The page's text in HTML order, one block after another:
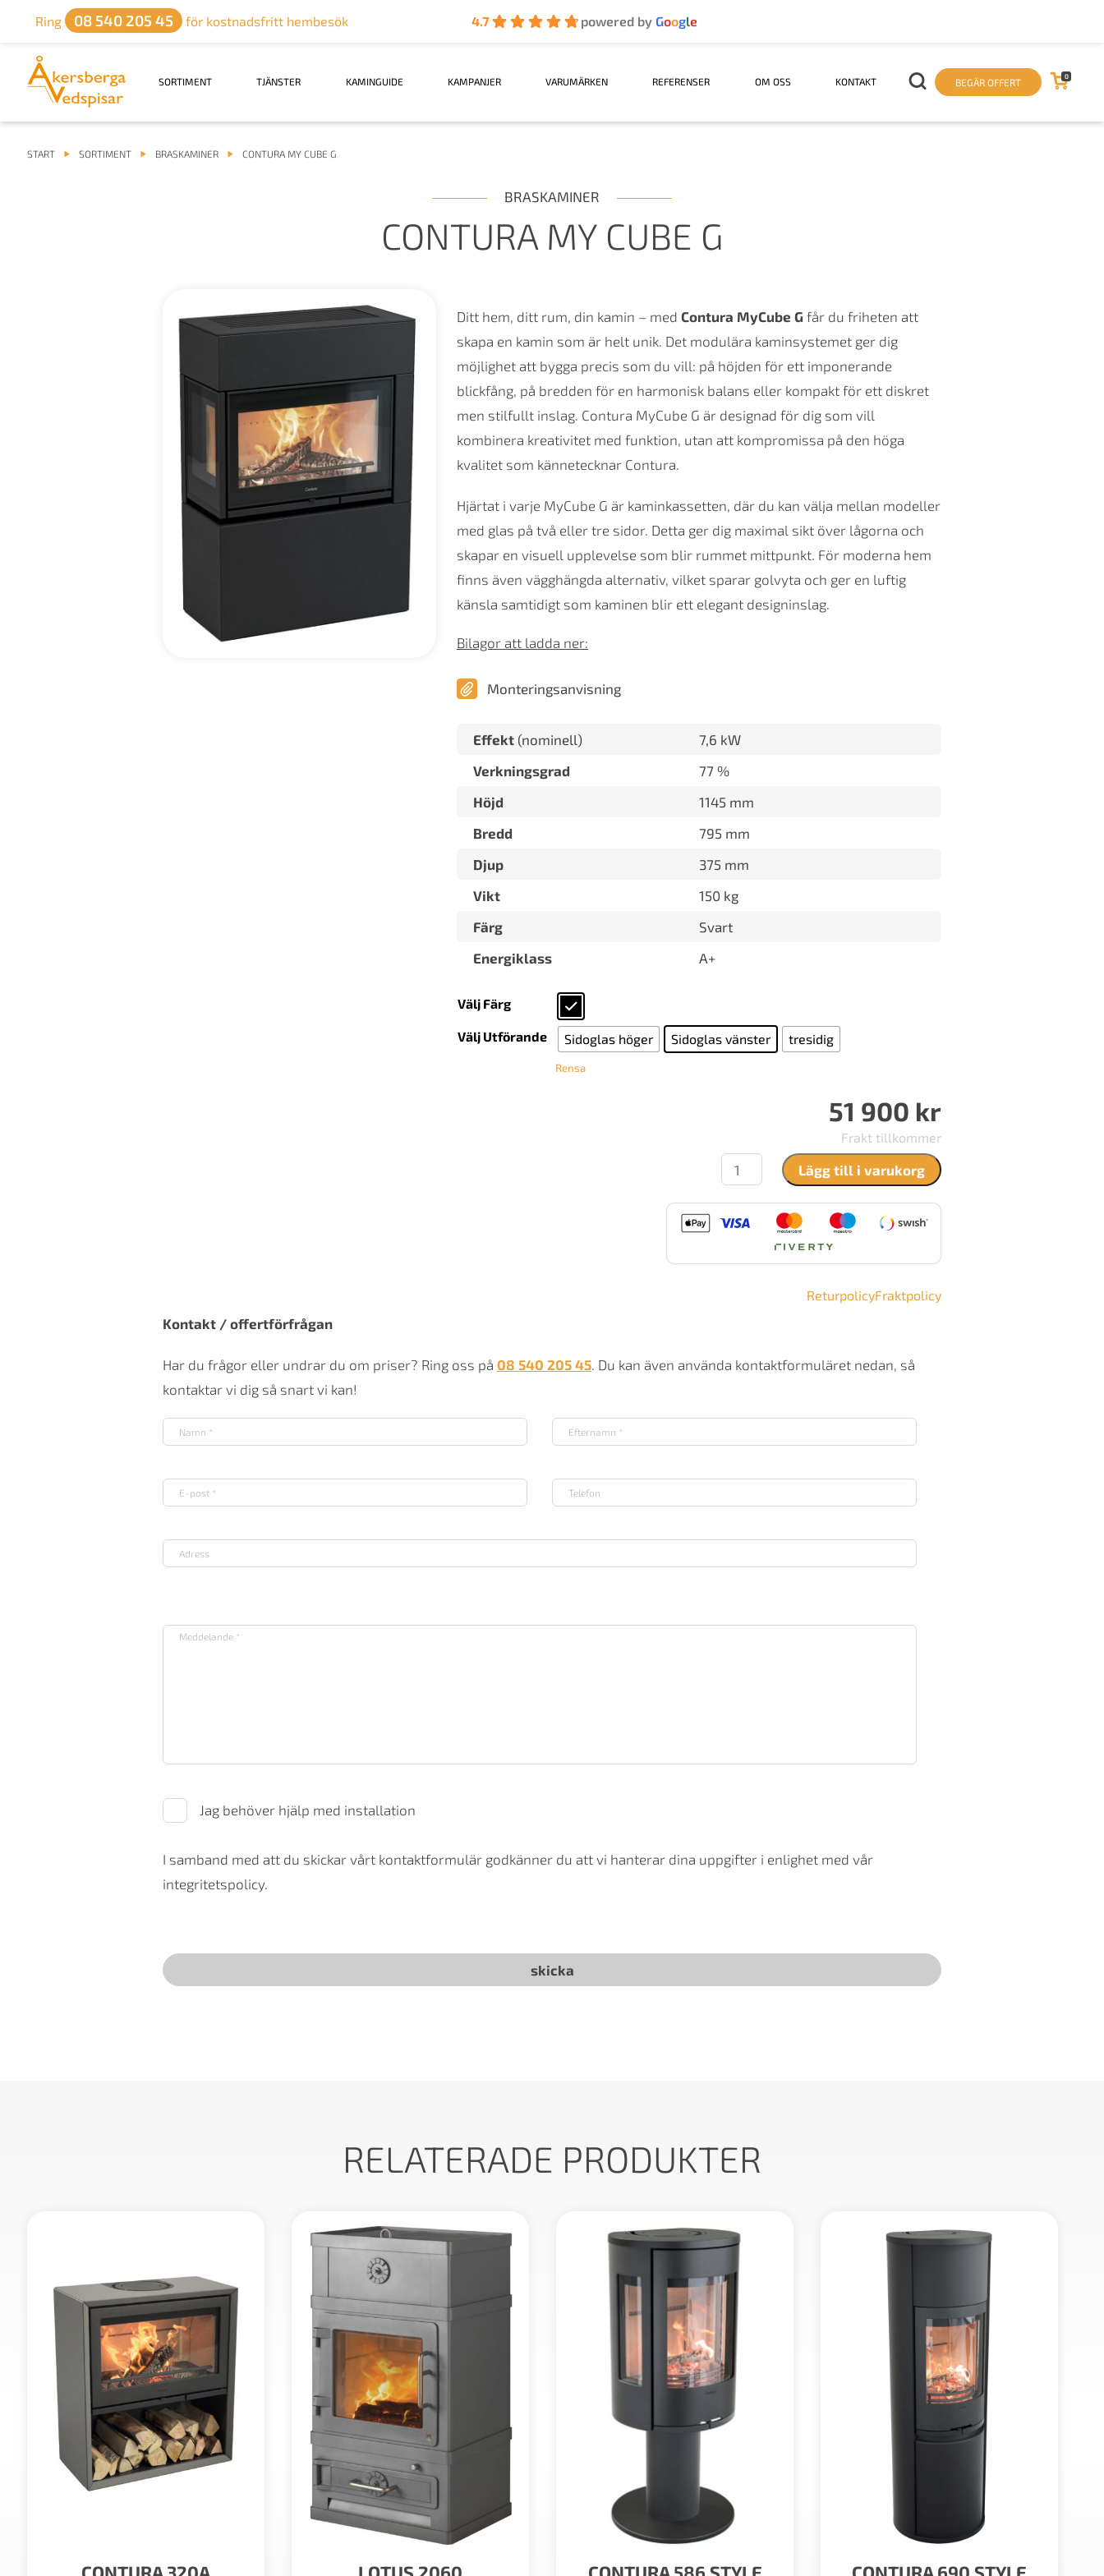
Ring 08 540 205 45 för kostnadsfritt hembesök 4.7 powered byGoogle
SORTIMENT TJÄNSTER KAMINGUIDE KAMPANJER VARUMÄRKEN REFERENSER OM OSS KONTAKT BEGÄR OFFERT 0
START SORTIMENT BRASKAMINER CONTURA MY CUBE G
BRASKAMINER
CONTURA MY CUBE G
Ditt hem, ditt rum, din kamin – med Contura MyCube G får du friheten att
skapa en kamin som är helt unik. Det modulära kaminsystemet ger dig
möjlighet att bygga precis som du vill: på höjden för ett imponerande
blickfång, på bredden för en harmonisk balans eller kompakt för ett diskret
men stilfullt inslag. Contura MyCube G är designad för dig som vill
kombinera kreativitet med funktion, utan att kompromissa på den höga
kvalitet som kännetecknar Contura.
Hjärtat i varje MyCube G är kaminkassetten, där du kan välja mellan modeller
med glas på två eller tre sidor. Detta ger dig maximal sikt över lågorna och
skapar en visuell upplevelse som blir rummet mittpunkt. För moderna hem
finns även vägghängda alternativ, vilket sparar golvyta och ger en luftig
känsla samtidigt som kaminen blir ett elegant designinslag.
Bilagor att ladda ner:
Monteringsanvisning
Effekt (nominell)
7,6 kW
Verkningsgrad
77 %
Höjd
1145 mm
Bredd
795 mm
Djup
375 mm
Vikt
150 kg
Färg
Svart
Energiklass
A+
Välj Färg
Välj Utförande Sidoglas höger Sidoglas vänster tresidig
Rensa
51 900 kr
Frakt tillkommer
Contura
My
G
mängd
Lägg till i varukorg
ReturpolicyFraktpolicy
Kontakt / offertförfrågan
Har du frågor eller undrar du om priser? Ring oss på 08 540 205 45. Du kan även använda kontaktformuläret nedan, så
kontaktar vi dig så snart vi kan!
Jag behöver hjälp med installation
I samband med att du skickar vårt kontaktformulär godkänner du att vi hanterar dina uppgifter i enlighet med vår
integritetspolicy.
RELATERADE PRODUKTER